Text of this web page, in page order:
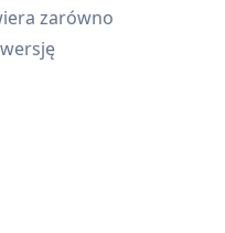
zarówno